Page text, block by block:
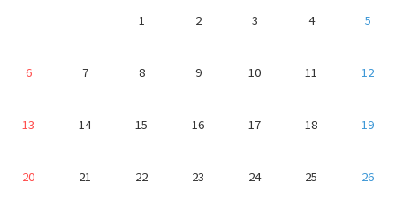
1 2 3 4 5
6 7 8 9 10 11 12
13 14 15 16 17 18 19
20 21 22 23 24 25 26